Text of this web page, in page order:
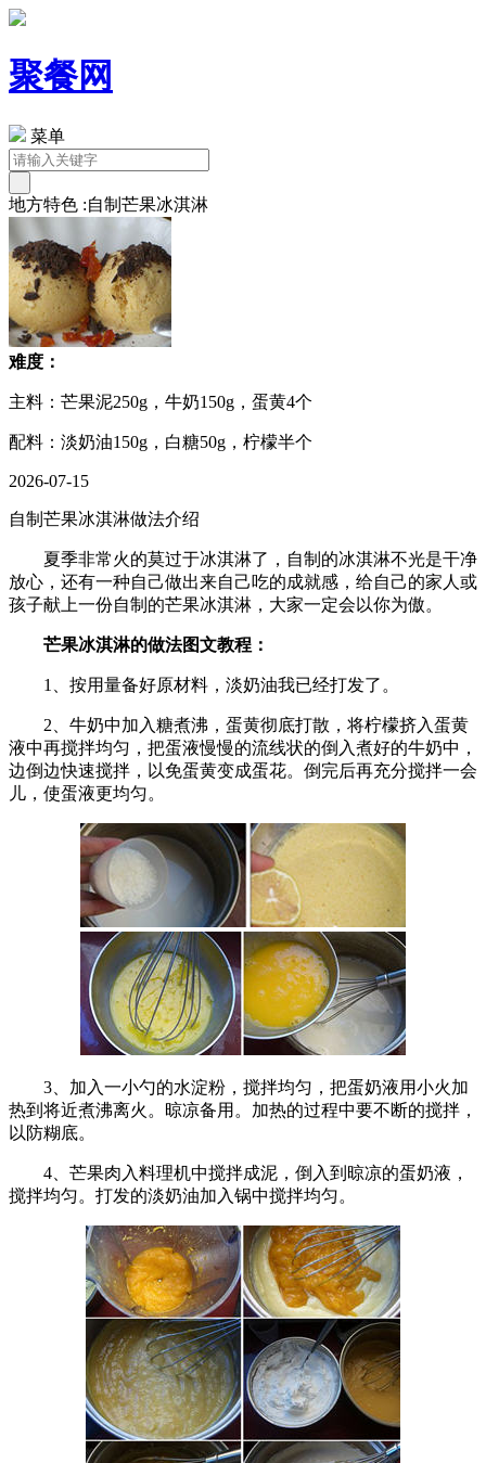
聚餐网
菜单
地方特色 :自制芒果冰淇淋
难度：
主料：芒果泥250g，牛奶150g，蛋黄4个
配料：淡奶油150g，白糖50g，柠檬半个
2026-07-15
自制芒果冰淇淋做法介绍
夏季非常火的莫过于冰淇淋了，自制的冰淇淋不光是干净
放心，还有一种自己做出来自己吃的成就感，给自己的家人或
孩子献上一份自制的芒果冰淇淋，大家一定会以你为傲。
芒果冰淇淋的做法图文教程：
1、按用量备好原材料，淡奶油我已经打发了。
2、牛奶中加入糖煮沸，蛋黄彻底打散，将柠檬挤入蛋黄
液中再搅拌均匀，把蛋液慢慢的流线状的倒入煮好的牛奶中，
边倒边快速搅拌，以免蛋黄变成蛋花。倒完后再充分搅拌一会
儿，使蛋液更均匀。
3、加入一小勺的水淀粉，搅拌均匀，把蛋奶液用小火加
热到将近煮沸离火。晾凉备用。加热的过程中要不断的搅拌，
以防糊底。
4、芒果肉入料理机中搅拌成泥，倒入到晾凉的蛋奶液，
搅拌均匀。打发的淡奶油加入锅中搅拌均匀。